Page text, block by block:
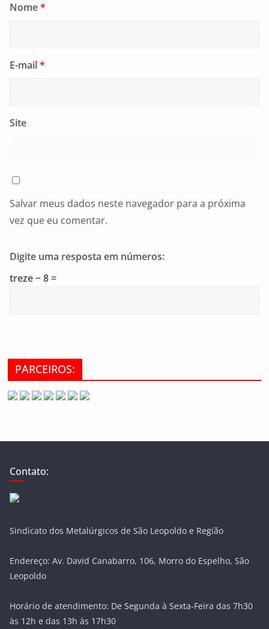
Nome*
E-mail*
Site
Salvar meus dados neste navegador para a próxima
vez que eu comentar.
Digite uma resposta em números:
treze − 8 =
PARCEIROS:
Contato:
Sindicato dos Metalúrgicos de São Leopoldo e Região
Endereço: Av. David Canabarro, 106, Morro do Espelho, São
Leopoldo
Horário de atendimento: De Segunda à Sexta-Feira das 7h30
às 12h e das 13h às 17h30